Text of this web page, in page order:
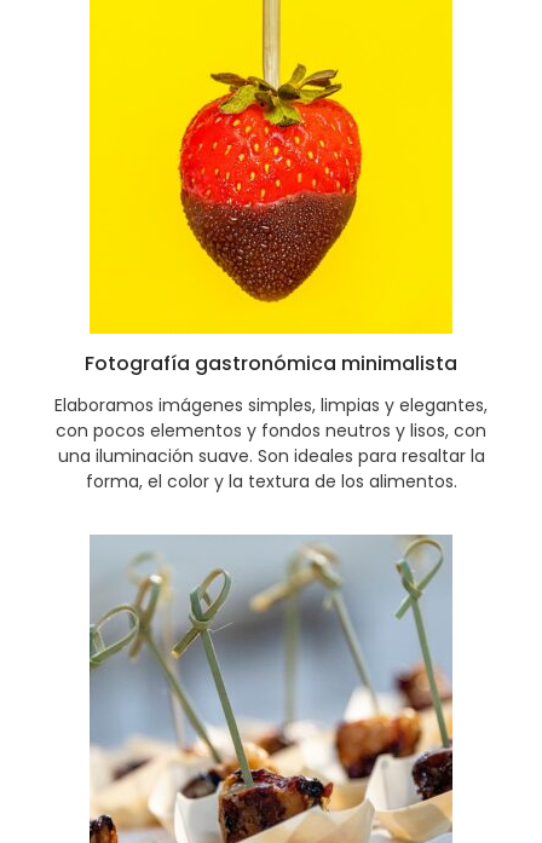
Fotografía gastronómica minimalista
Elaboramos imágenes simples, limpias y elegantes,
con pocos elementos y fondos neutros y lisos, con
una iluminación suave. Son ideales para resaltar la
forma, el color y la textura de los alimentos.